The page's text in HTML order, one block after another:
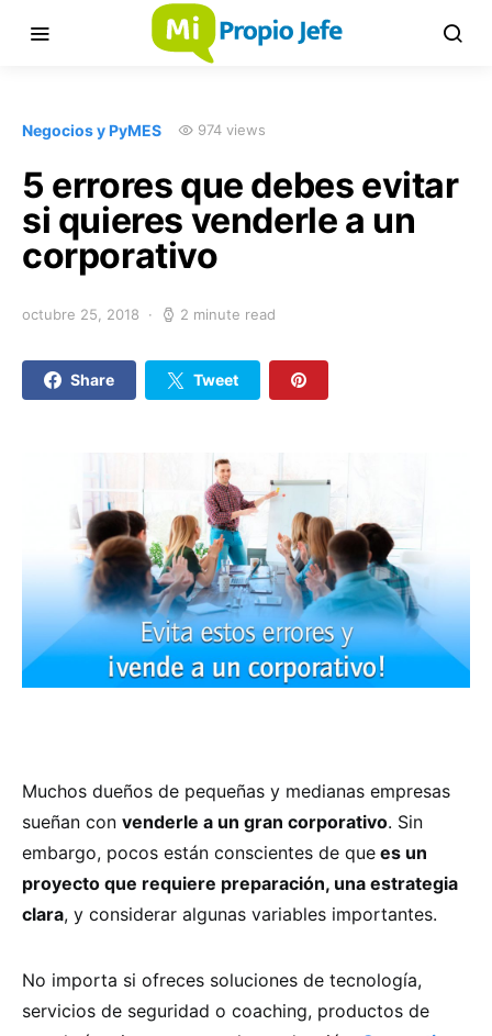
Negocios y PyMES 974 views
5 errores que debes evitar
si quieres venderle a un
corporativo
octubre 25, 2018 2 minute read
Share Tweet
Muchos dueños de pequeñas y medianas empresas
sueñan con venderle a un gran corporativo. Sin
embargo, pocos están conscientes de que es un
proyecto que requiere preparación, una estrategia
clara, y considerar algunas variables importantes.
No importa si ofreces soluciones de tecnología,
servicios de seguridad o coaching, productos de